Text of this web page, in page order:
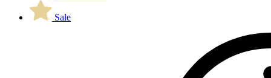
Sale